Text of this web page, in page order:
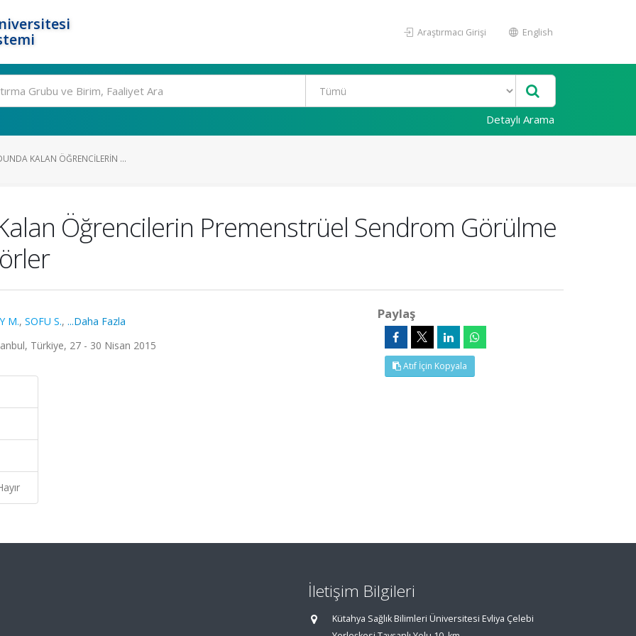
Araştırmacı Girişi English
Detaylı Arama
KALAN ÖĞRENCILERIN ...
Öğrencilerin Premenstrüel Sendrom Görülme
M., SOFU S., ...Daha Fazla
Türkiye, 27 - 30 Nisan 2015
Paylaş
Atıf İçin Kopyala
İletişim Bilgileri
Kütahya Sağlık Bilimleri Üniversitesi Evliya Çelebi